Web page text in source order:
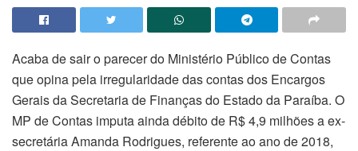
Acaba de sair o parecer do Ministério Público de Contas
que opina pela irregularidade das contas dos Encargos
Gerais da Secretaria de Finanças do Estado da Paraíba. O
MP de Contas imputa ainda débito de R$ 4,9 milhões a ex-
secretária Amanda Rodrigues, referente ao ano de 2018,